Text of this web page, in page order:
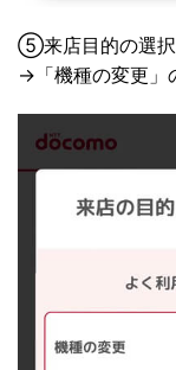
⑤来店目的の選択
→「機種の変更」